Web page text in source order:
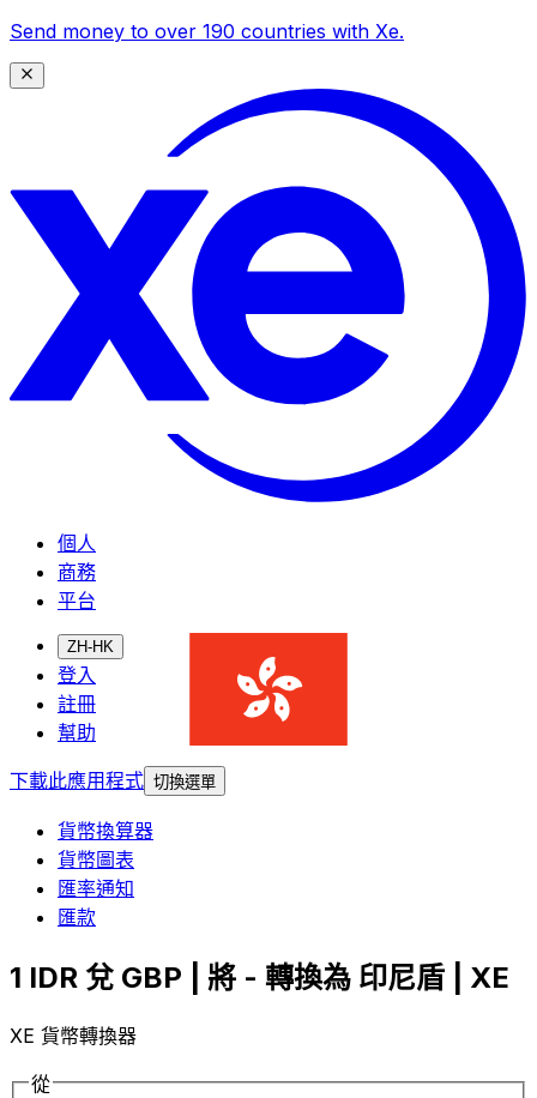
Send money to over 190 countries with Xe.
個人
商務
平台
ZH-HK
登入
註冊
幫助
下載此應用程式 切換選單
貨幣換算器
貨幣圖表
匯率通知
匯款
1 IDR 兌 GBP | 將 - 轉換為 印尼盾 | XE
XE 貨幣轉換器
從